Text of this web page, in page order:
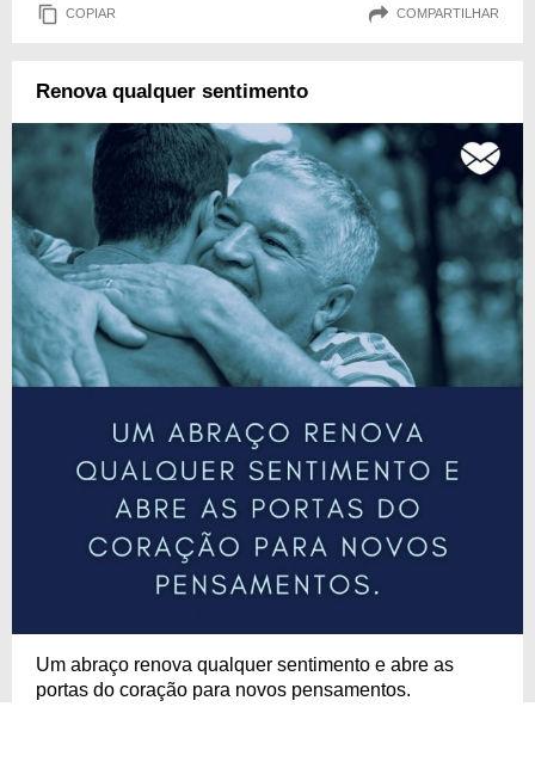
COPIAR COMPARTILHAR
Renova qualquer sentimento
Um abraço renova qualquer sentimento e abre as
portas do coração para novos pensamentos.